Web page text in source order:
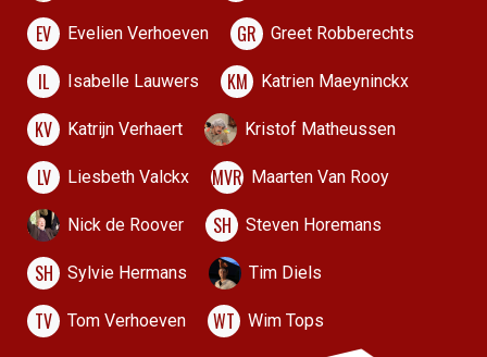
EV Evelien Verhoeven GR Greet Robberechts
IL Isabelle Lauwers KM Katrien Maeyninckx
KV Katrijn Verhaert Kristof Matheussen
LV Liesbeth Valckx MVR Maarten Van Rooy
Nick de Roover SH Steven Horemans
SH Sylvie Hermans Tim Diels
TV Tom Verhoeven WT Wim Tops